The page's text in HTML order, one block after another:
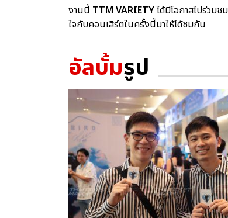
งานนี้ TTM VARIETYได้มีโอกาสไปร่วม
ใจกับคอนเสิร์ตในครั้งนี้มาให้ได้ชมกัน
อัลบั้มรูป